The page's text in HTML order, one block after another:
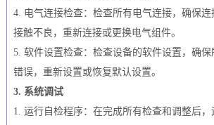
4. 电气连接检查：检查所有电气连接，确保
接触不良，重新连接或更换电气组件。
5. 软件设置检查：检查设备的软件设置，确
错误，重新设置或恢复默认设置。
3. 系统调试
1. 运行自检程序：在完成所有检查和调整后